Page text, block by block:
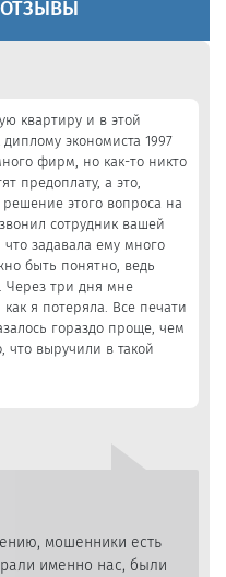
квартиру и в этой
экономиста 1997
фирм, но как-то никто
предоплату, а это,
этого вопроса на
сотрудник вашей
задавала ему много
быть понятно, ведь
Через три дня мне
я потеряла. Все печати
гораздо проще, чем
что выручили в такой
мошенники есть
именно нас, были